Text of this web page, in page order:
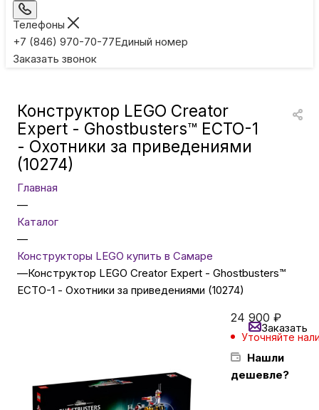
Телефоны
+7 (846) 970-70-77Единый номер
Заказать звонок
Умные кольца
Товары для детей
Фототехника
ТВ и проекторы
Бытовая техника
Конструктор LEGO Creator
Expert - Ghostbusters™ ECTO-1
- Охотники за приведениями
(10274)
Главная
—
Каталог
—
Конструкторы LEGO купить в Самаре
—Конструктор LEGO Creator Expert - Ghostbusters™
ECTO-1 - Охотники за приведениями (10274)
24 900 ₽
Уточняйте
Нашли
дешевле?
Заказать